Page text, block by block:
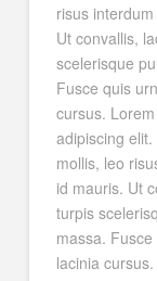
risus
Ut convallis,
scelerisque
Fusce quis
cursus.
adipiscing
mollis, leo
id mauris. Ut
turpis
massa.
lacinia cursus.